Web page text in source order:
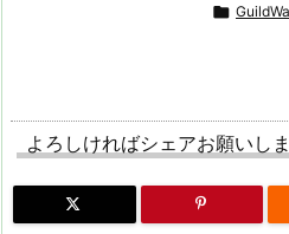

よろしければシェアお願いし